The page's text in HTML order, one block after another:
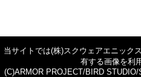
当サイトでは(株)スクウェアエニック
有する画像を利
(C)ARMOR PROJECT/BIRD